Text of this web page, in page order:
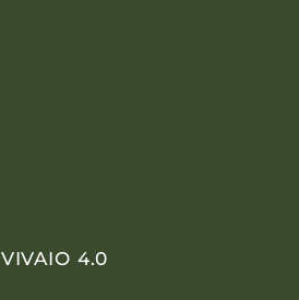
VIVAIO 4.0